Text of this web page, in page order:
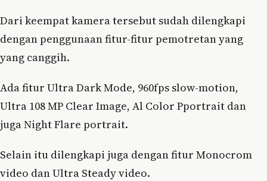
Dari keempat kamera tersebut sudah dilengkapi
dengan penggunaan fitur-fitur pemotretan yang
yang canggih.
Ada fitur Ultra Dark Mode, 960fps slow-motion,
Ultra 108 MP Clear Image, Al Color Pportrait dan
juga Night Flare portrait.
Selain itu dilengkapi juga dengan fitur Monocrom
video dan Ultra Steady video.